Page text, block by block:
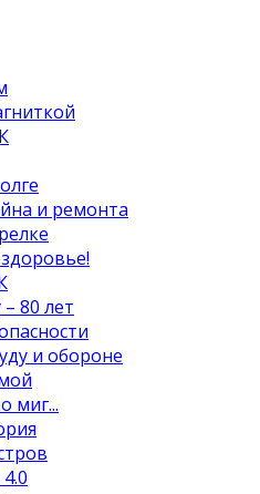
и ремонта
80 лет
и обороне
миг...